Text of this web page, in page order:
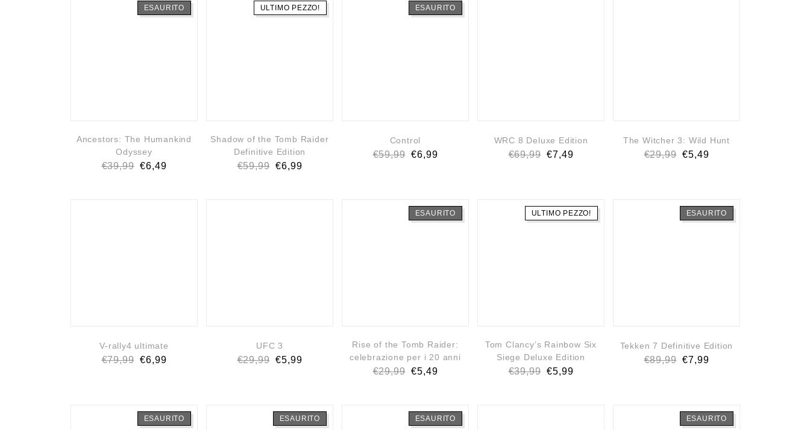
ESAURITO
Ancestors: The Humankind
Odyssey
€39,99 €6,49
ULTIMO PEZZO!
Shadow of the Tomb Raider
Definitive Edition
€59,99 €6,99
ESAURITO
Control
€59,99 €6,99
WRC 8 Deluxe Edition
€69,99 €7,49
The Witcher 3: Wild Hunt
€29,99 €5,49
V-rally4 ultimate
€79,99 €6,99
UFC 3
€29,99 €5,99
ESAURITO
Rise of the Tomb Raider:
celebrazione per i 20 anni
€29,99 €5,49
ULTIMO PEZZO!
Tom Clancy’s Rainbow Six
Siege Deluxe Edition
€39,99 €5,99
ESAURITO
Tekken 7 Definitive Edition
€89,99 €7,99
ESAURITO ESAURITO ESAURITO ESAURITO